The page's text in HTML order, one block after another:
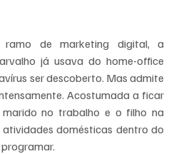
ramo de marketing digital, a
já usava do home-office
ser descoberto. Mas admite
Acostumada a ficar
no trabalho e o filho na
domésticas dentro do